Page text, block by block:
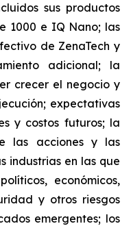
sus productos
1000 e IQ Nano; las
de ZenaTech y
adicional; la
crecer el negocio y
expectativas
y costos futuros; la
las acciones y las
industrias en las que
económicos,
y otros riesgos
emergentes; los